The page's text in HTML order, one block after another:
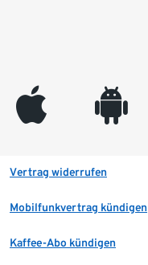
appleinc android
Vertrag widerrufen
Mobilfunkvertrag kündigen
Kaffee-Abo kündigen